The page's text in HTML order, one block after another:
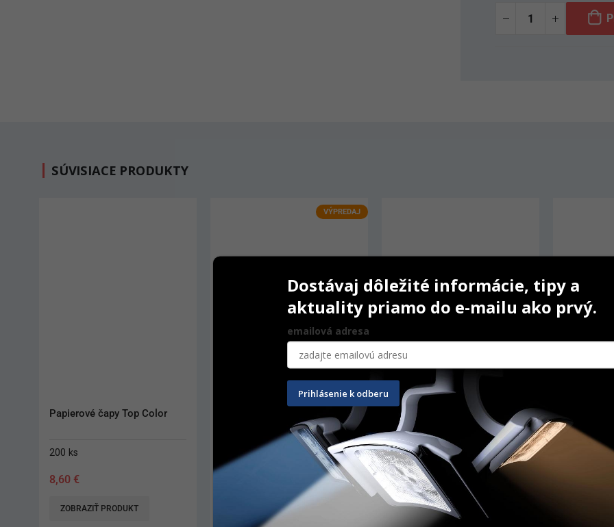
SÚVISIACE PRODUKTY
Papierové čapy Top Color
200 ks
8,60 €
ZOBRAZIŤ PRODUKT
VÝPREDAJ
ZOBRAZIŤ PRODUKT
Nordin Golden Posts
12 ks
7,70€
ZOBRAZIŤ PRODUKT
Dostávaj dôležité informácie, tipy a
aktuality priamo do e-mailu ako prvý.
emailová adresa
Prihlásenie k odberu